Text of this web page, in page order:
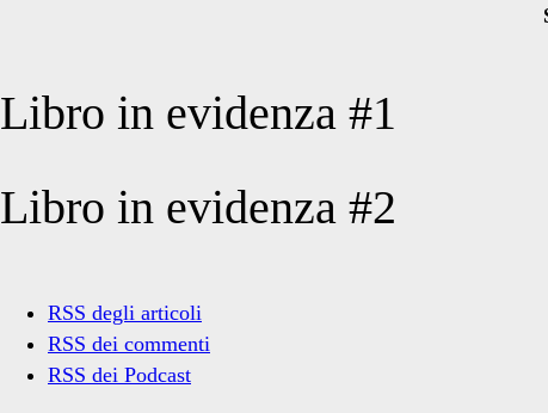
Libro in evidenza #1
Libro in evidenza #2
RSS degli articoli
RSS dei commenti
RSS dei Podcast